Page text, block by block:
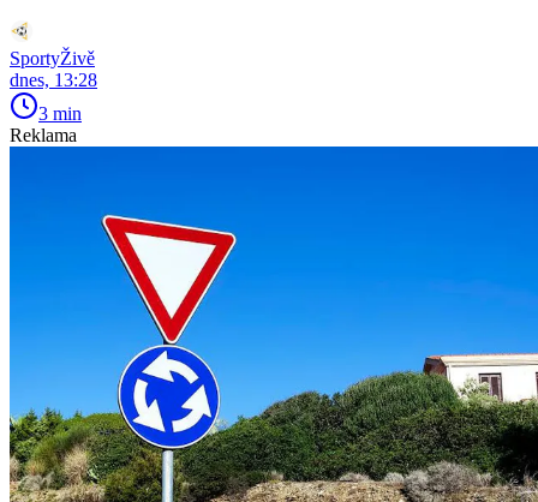
SportyŽivě
dnes, 13:28
3 min
Reklama